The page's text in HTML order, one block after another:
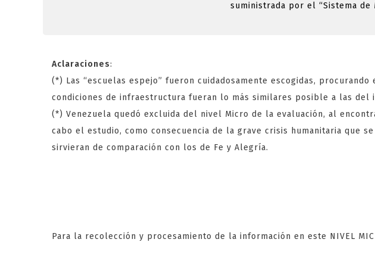
sans risquer votre argent.
Les casinos en ligne proposant
divertissante. Vous pourrez
plus excitantes. Avec ces tours
gagner de gros gains, le tout
suministrada por el “Sistema de
Aclaraciones:
(*) Las “escuelas espejo” fueron cuidadosamente escogidas,
condiciones de infraestructura fueran lo más similares posible a las del
(*) Venezuela quedó excluida del nivel Micro de la evaluación, al
cabo el estudio, como consecuencia de la grave crisis humanitaria que
sirvieran de comparación con los de Fe y Alegría.
Para la recolección y procesamiento de la información en este NIVEL